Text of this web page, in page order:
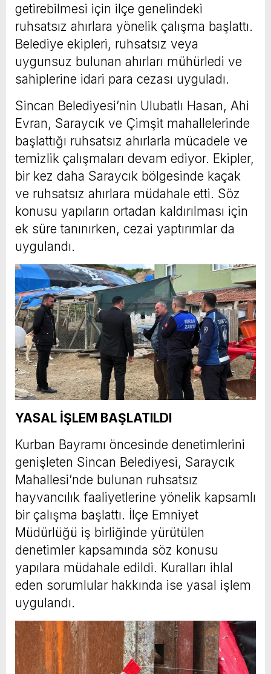
getirebilmesi için ilçe genelindeki
ruhsatsız ahırlara yönelik çalışma başlattı.
Belediye ekipleri, ruhsatsız veya
uygunsuz bulunan ahırları mühürledi ve
sahiplerine idari para cezası uyguladı.
Sincan Belediyesi’nin Ulubatlı Hasan, Ahi
Evran, Saraycık ve Çimşit mahallelerinde
başlattığı ruhsatsız ahırlarla mücadele ve
temizlik çalışmaları devam ediyor. Ekipler,
bir kez daha Saraycık bölgesinde kaçak
ve ruhsatsız ahırlara müdahale etti. Söz
konusu yapıların ortadan kaldırılması için
ek süre tanınırken, cezai yaptırımlar da
uygulandı.
YASAL İŞLEM BAŞLATILDI
Kurban Bayramı öncesinde denetimlerini
genişleten Sincan Belediyesi, Saraycık
Mahallesi’nde bulunan ruhsatsız
hayvancılık faaliyetlerine yönelik kapsamlı
bir çalışma başlattı. İlçe Emniyet
Müdürlüğü iş birliğinde yürütülen
denetimler kapsamında söz konusu
yapılara müdahale edildi. Kuralları ihlal
eden sorumlular hakkında ise yasal işlem
uygulandı.